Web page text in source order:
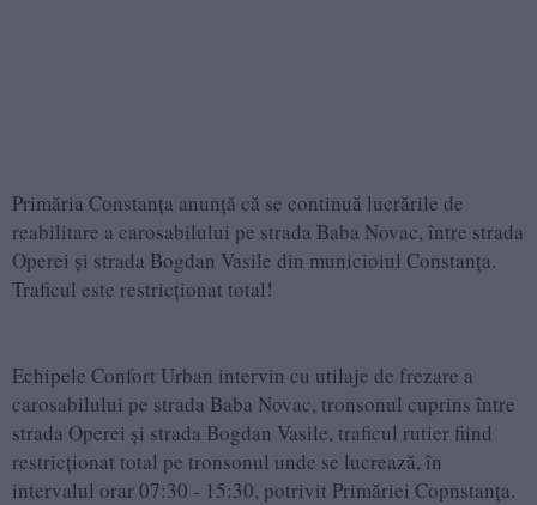
Primăria Constanța anunță că se continuă lucrările de
reabilitare a carosabilului pe strada Baba Novac, între strada
Operei și strada Bogdan Vasile din municioiul Constanța.
Traficul este restricționat total!
Echipele Confort Urban intervin cu utilaje de frezare a
carosabilului pe strada Baba Novac, tronsonul cuprins între
strada Operei și strada Bogdan Vasile, traficul rutier fiind
restricționat total pe tronsonul unde se lucrează, în
intervalul orar 07:30 - 15:30, potrivit Primăriei Copnstanța.